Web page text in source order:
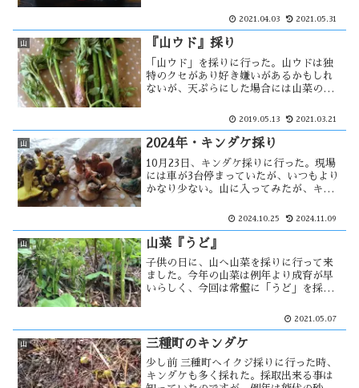
剛」からマタギ山刀を購入しました。
色々と使い易い様にしたつもりですが、
一般的には実用的に程遠い存在かもしれ
2021.04.03 2021.05.31
山 『山ウド』採り
「山ウド」を採りに行った。山ウドは独
特のクセがあり好き嫌いがあるかもしれ
ないが、天ぷらにした場合には山菜の王
う。期待した程の収穫はなかったが、採
ていた。あると採ってしまうのは・・
2019.05.13 2021.03.21
山 2024年・キンダケ採り
10月23日、キンダケ採りに行った。現場
には車が3台停まっていたが、いつもより
かなり少ない。山に入ってみたが、キン
にイクジがまだ採れた。去年の実績から
が悲劇を・・・
2024.10.25 2024.11.09
山 山菜『うど』
子供の日に、山へ山菜を採りに行って来
ました。今年の山菜は例年より成育が早
いらしく、今回は常盤に「うど」を採り
土の柔らかい所に良く育つため、採取は
ている事が多く、その中から太目の物
2021.05.07
山 三種町のキンダケ
少し前 三種町へイクジ採りに行った時、
キンダケも多く採れた。採取出来る事は